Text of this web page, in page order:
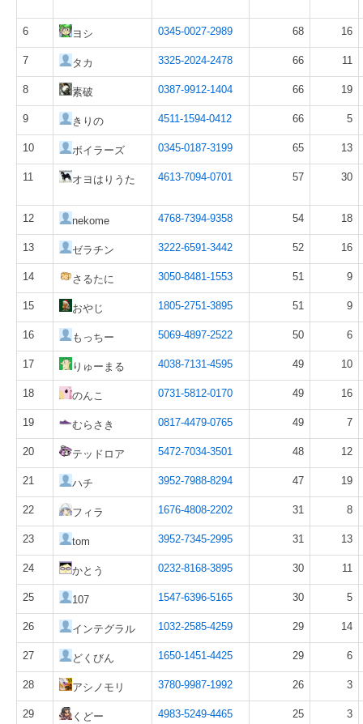
6 ヨシ 0345-0027-2989 68 16
7 タカ 3325-2024-2478 66 11
8 素破 0387-9912-1404 66 19
9 きりの 4511-1594-0412 66 5
10 ボイラーズ 0345-0187-3199 65 13
11 オヨはりうた 4613-7094-0701 57 30
12 nekome 4768-7394-9358 54 18
13 ゼラチン 3222-6591-3442 52 16
14 さるたに 3050-8481-1553 51 9
15 おやじ 1805-2751-3895 51 9
16 もっちー 5069-4897-2522 50 6
17 りゅーまる 4038-7131-4595 49 10
18 のんこ 0731-5812-0170 49 16
19 むらさき 0817-4479-0765 49 7
20 テッドロア 5472-7034-3501 48 12
21 ハチ 3952-7988-8294 47 19
22 フィラ 1676-4808-2202 31 8
23 tom 3952-7345-2995 31 13
24 かとう 0232-8168-3895 30 11
25 107 1547-6396-5165 30 5
26 インテグラル 1032-2585-4259 29 14
27 どくびん 1650-1451-4425 29 6
28 アシノモリ 3780-9987-1992 26 3
29 くどー 4983-5249-4465 25 3